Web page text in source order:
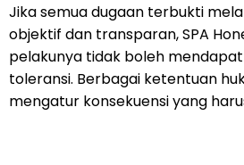
Jika semua dugaan terbukti
objektif dan transparan, SPA
pelakunya tidak boleh
toleransi. Berbagai ketentuan
mengatur konsekuensi yang